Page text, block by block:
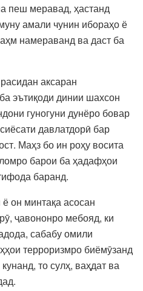
пеш меравад, ҳастанд
амали чунин ибораҳо ё
намераванд ва даст ба
аксаран
эътиқоди динии шахсон
гуногуни дунёро бовар
давлатдорӣ бар
Маҳз бо ин роҳу восита
барои ба ҳадафҳои
баранд.
он минтақа асосан
ҷавононро мебояд, ки
сабабу омили
терроризмро биёмӯзанд
то сулҳ, ваҳдат ва